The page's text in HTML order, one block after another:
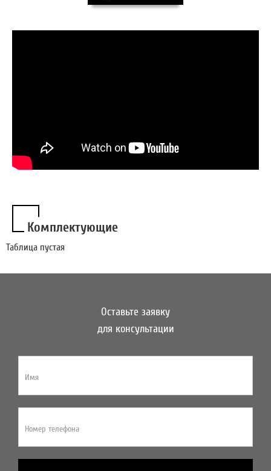
Комплектующие
Таблица пустая
Оставьте заявку
для консультации
Имя
Номер телефона